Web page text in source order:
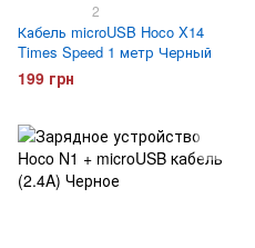
2
Кабель microUSB Hoco X14
Times Speed 1 метр Черный
199 грн